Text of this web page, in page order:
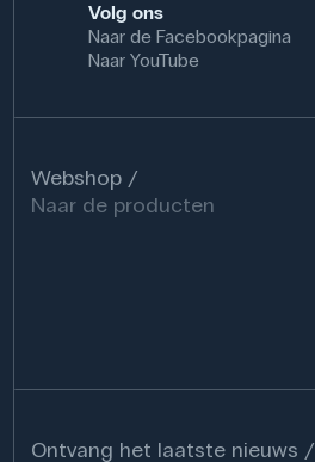
Volg ons
Naar de Facebookpagina
Naar YouTube
Webshop
Naar de producten
Ontvang het laatste nieuws